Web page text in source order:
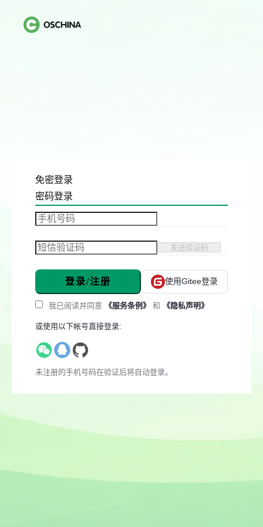
免密登录
密码登录
发送验证码
登录/注册 使用Gitee登录
我已阅读并同意 《服务条例》 和 《隐私声明》
或使用以下帐号直接登录:
未注册的手机号码在验证后将自动登录。